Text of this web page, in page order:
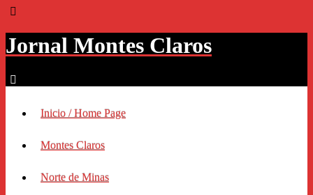
Jornal Montes Claros
Inicio / Home Page
Montes Claros
Norte de Minas